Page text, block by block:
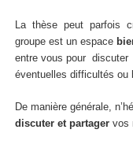
La thèse peut parfois
groupe est un espace
entre vous pour
éventuelles difficultés ou
De manière générale,
discuter et partager vos